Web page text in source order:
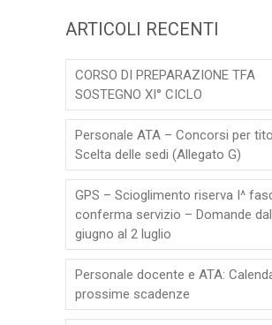
ARTICOLI RECENTI
CORSO DI PREPARAZIONE TFA
SOSTEGNO XI° CICLO
Personale ATA – Concorsi per
Scelta delle sedi (Allegato G)
GPS – Scioglimento riserva I^
conferma servizio – Domande
giugno al 2 luglio
Personale docente e ATA:
prossime scadenze